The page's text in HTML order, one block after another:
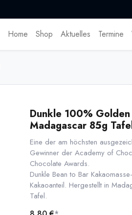
Home Shop Aktuelles Termine
Dunkle 100%
Madagascar 85g
Eine der am höchsten
Gewinner der Academy of
Chocolate Awards.
Dunkle Bean to Bar
Kakaoanteil. Hergestellt in
Tafel.